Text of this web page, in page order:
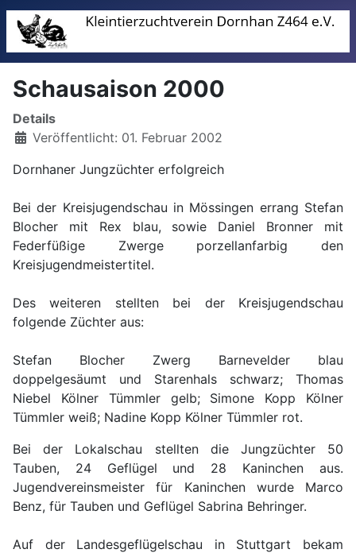
Schausaison 2000
Details
Veröffentlicht: 01. Februar 2002
Dornhaner Jungzüchter erfolgreich
Bei der Kreisjugendschau in Mössingen errang Stefan
Blocher mit Rex blau, sowie Daniel Bronner mit
Federfüßige Zwerge porzellanfarbig den
Kreisjugendmeistertitel.
Des weiteren stellten bei der Kreisjugendschau
folgende Züchter aus:
Stefan Blocher Zwerg Barnevelder blau
doppelgesäumt und Starenhals schwarz; Thomas
Niebel Kölner Tümmler gelb; Simone Kopp Kölner
Tümmler weiß; Nadine Kopp Kölner Tümmler rot.
Bei der Lokalschau stellten die Jungzüchter 50
Tauben, 24 Geflügel und 28 Kaninchen aus.
Jugendvereinsmeister für Kaninchen wurde Marco
Benz, für Tauben und Geflügel Sabrina Behringer.
Auf der Landesgeflügelschau in Stuttgart bekam